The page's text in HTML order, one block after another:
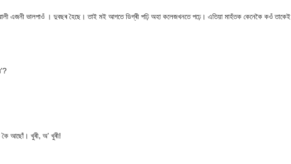
এজনী ভালপাওঁ । দুবছৰ হৈছে। তাই মই আগতে ডিগ্ৰী পঢ়ি অহা কলেজখনতে পঢ়ে। এতিয়া মাহঁতক কেনেকৈ কওঁ তাকেই
কৈ আছোঁ। খুৰী, অ' খুৰী!